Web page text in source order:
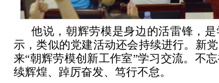
他说，朝辉劳模是身边的活雷锋，
示，类似的党建活动还会持续进行。新
来“朝辉劳模创新工作室”学习交流。不
续辉煌、踔厉奋发、笃行不怠。